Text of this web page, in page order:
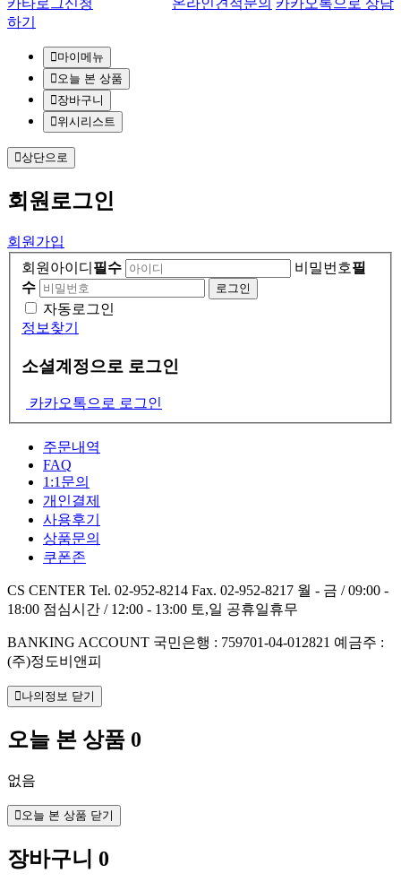
카타로그신청 온라인견적문의 카카오톡으로 상담
하기
마이메뉴
오늘 본 상품
장바구니
위시리스트
상단으로
회원로그인
회원가입
회원아이디 필수 비밀번호필
수
자동로그인
정보찾기
소셜계정으로 로그인
카카오톡으로 로그인
주문내역
FAQ
1:1문의
개인결제
사용후기
상품문의
쿠폰존
CS CENTER Tel. 02-952-8214 Fax. 02-952-8217 월 - 금 / 09:00 -
18:00 점심시간 / 12:00 - 13:00 토,일 공휴일휴무
BANKING ACCOUNT 국민은행 : 759701-04-012821 예금주 :
(주)정도비앤피
나의정보 닫기
오늘 본 상품 0
없음
오늘 본 상품 닫기
장바구니 0